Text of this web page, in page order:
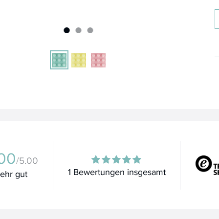
/5.00
gut 1 Bewertungen insgesamt